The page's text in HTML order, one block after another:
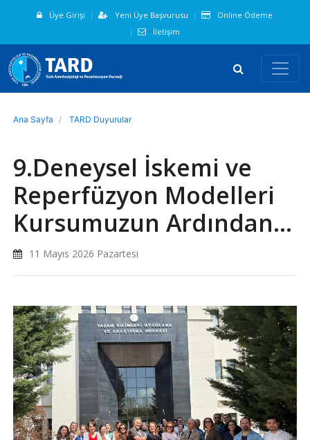
Üye Girişi Yeni Üye Başvurusu
Online Ödeme
İletişim
Ana Sayfa TARD Duyurular
9.Deneysel İskemi ve
Reperfüzyon Modelleri
Kursumuzun Ardından…
11 Mayıs 2026 Pazartesi